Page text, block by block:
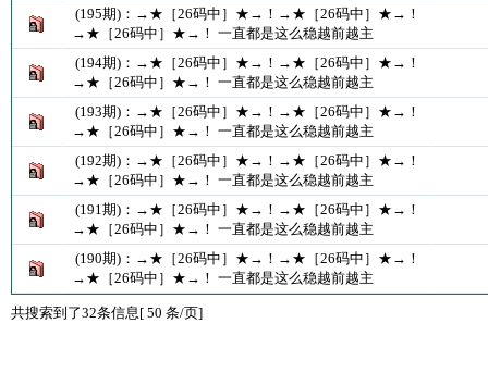
(195期)：→★［26码中］★→！→★［26码中］★→！
→★［26码中］★→！ 一直都是这么稳越前越主
(194期)：→★［26码中］★→！→★［26码中］★→！
→★［26码中］★→！ 一直都是这么稳越前越主
(193期)：→★［26码中］★→！→★［26码中］★→！
→★［26码中］★→！ 一直都是这么稳越前越主
(192期)：→★［26码中］★→！→★［26码中］★→！
→★［26码中］★→！ 一直都是这么稳越前越主
(191期)：→★［26码中］★→！→★［26码中］★→！
→★［26码中］★→！ 一直都是这么稳越前越主
(190期)：→★［26码中］★→！→★［26码中］★→！
→★［26码中］★→！ 一直都是这么稳越前越主
共搜索到了32条信息[ 50 条/页]